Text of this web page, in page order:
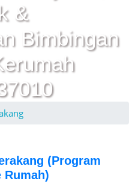
&
Bimbingan
(Program
Rumah)